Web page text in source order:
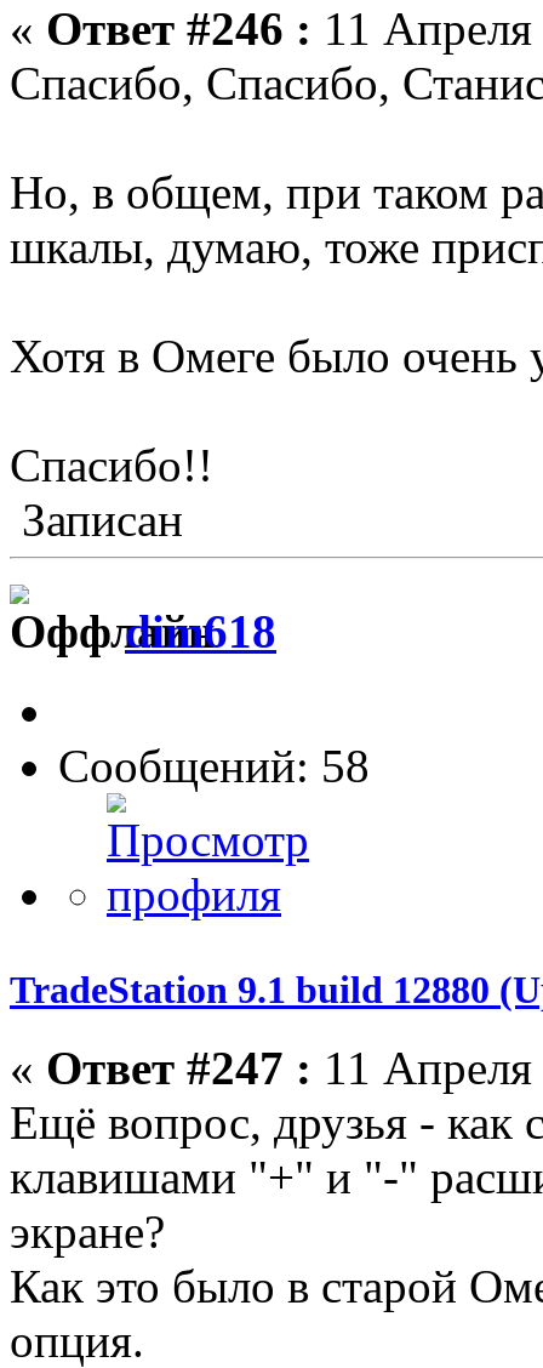
« Ответ #246 : 11
Спасибо, Спасибо,
Но, в общем, при таком
шкалы, думаю, тоже
Хотя в Омеге было очень
Спасибо!!
Записан
dim618
Сообщений: 58
TradeStation 9.1 build 12880
« Ответ #247 : 11
Ещё вопрос, друзья - как
клавишами "+" и "-"
экране?
Как это было в старой
опция.